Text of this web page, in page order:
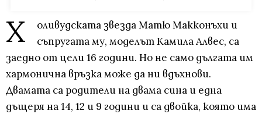
Х
оливудската звезда Матю Макконъхи и
съпругата му, моделът Камила Алвес, са
заедно от цели 16 години. Но не само дългата им
хармонична връзка може да ни вдъхнови.
Двамата са родители на двама сина и една
дъщеря на 14, 12 и 9 години и са двойка, която има